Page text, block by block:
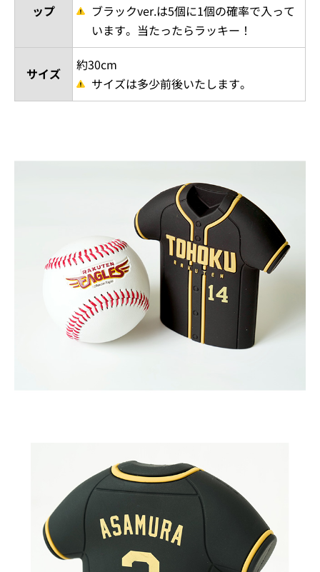
ップ
ブラックver.は5個に1個の確率で入って
います。当たったらラッキー！
サイズ
約30cm
サイズは多少前後いたします。